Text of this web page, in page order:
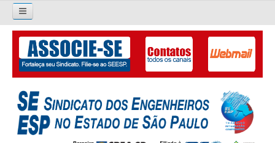
Pesquisar...
O SINDICATO
APRESENTAÇÃO
PALAVRA DO PRESIDENTE